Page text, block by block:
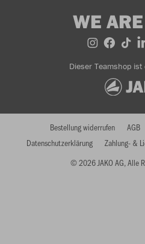
WE
Dieser Teamshop
© 2026 JAKO AG, Alle
Bestellung widerrufen AGB
Datenschutzerklärung
Zahlung- &